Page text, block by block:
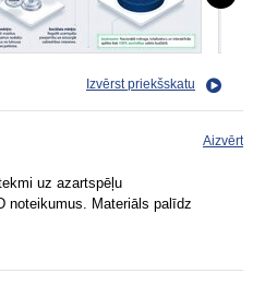
Izvērst priekšskatu
Aizvērt
uz azartspēļu
noteikumus. Materiāls palīdz